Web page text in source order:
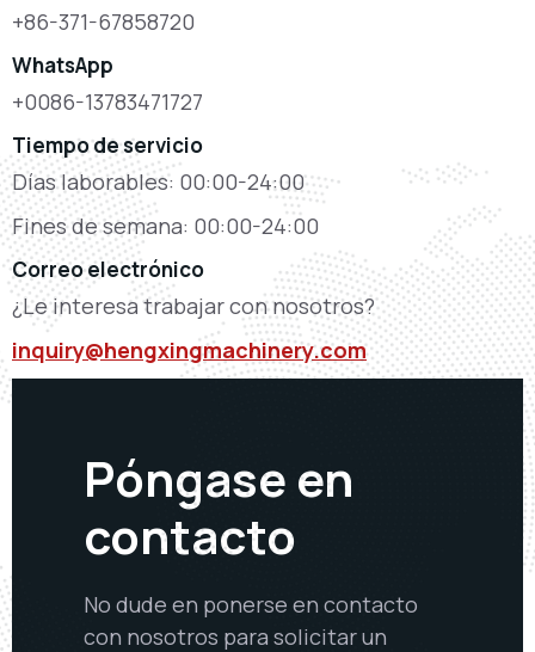
+86-371-67858720
WhatsApp
+0086-13783471727
Tiempo de servicio
Días laborables: 00:00-24:00
Fines de semana: 00:00-24:00
Correo electrónico
¿Le interesa trabajar con nosotros?
inquiry@hengxingmachinery.com
Póngase en
contacto
No dude en ponerse en contacto
con nosotros para solicitar un